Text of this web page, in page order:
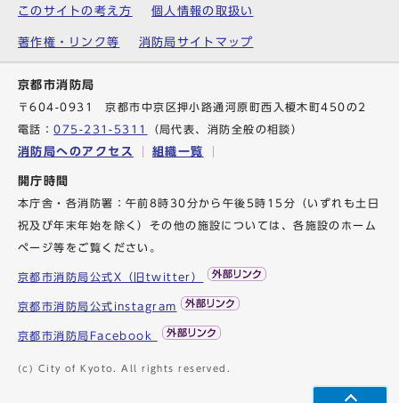
このサイトの考え方 個人情報の取扱い
著作権・リンク等 消防局サイトマップ
京都市消防局
〒604-0931 京都市中京区押小路通河原町西入榎木町450の2
電話：075-231-5311 （局代表、消防全般の相談）
消防局へのアクセス 組織一覧
開庁時間
本庁舎・各消防署：午前8時30分から午後5時15分（いずれも土日
祝及び年末年始を除く）その他の施設については、各施設のホーム
ページ等をご覧ください。
京都市消防局公式X（旧twitter）
京都市消防局公式instagram
京都市消防局Facebook
(c) City of Kyoto. All rights reserved.